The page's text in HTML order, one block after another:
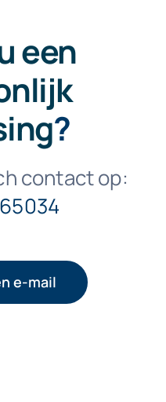
een
?
contact op:
e-mail